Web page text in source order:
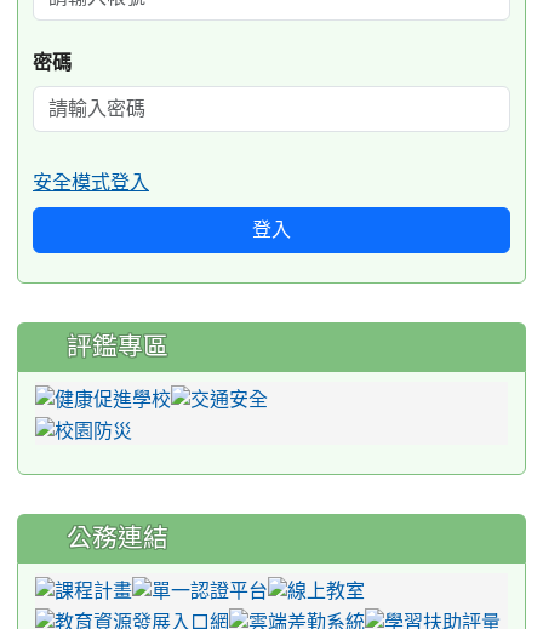
密碼
安全模式登入
登入
評鑑專區
公務連結